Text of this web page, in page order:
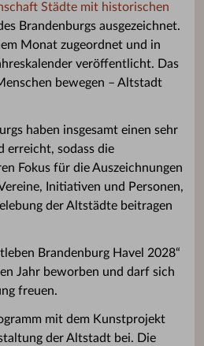
Städte mit historischen
Brandenburgs ausgezeichnet.
Monat zugeordnet und in
veröffentlicht. Das
bewegen – Altstadt
haben insgesamt einen sehr
erreicht, sodass die
Fokus für die Auszeichnungen
Initiativen und Personen,
der Altstädte beitragen
Brandenburg Havel 2028“
Jahr beworben und darf sich
freuen.
mit dem Kunstprojekt
der Altstadt bei. Die